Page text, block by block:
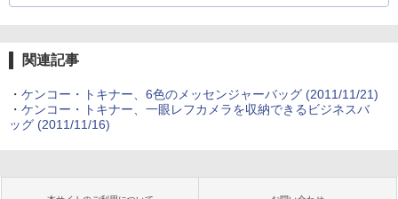
関連記事
・ ケンコー・トキナー、6色のメッセンジャーバッグ (2011/11/21)
・ ケンコー・トキナー、一眼レフカメラを収納できるビジネスバ
ッグ (2011/11/16)